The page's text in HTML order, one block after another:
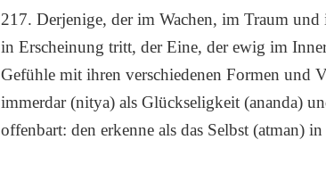
217. Derjenige, der im Wachen, im Traum
in Erscheinung tritt, der Eine, der ewig im
Gefühle mit ihren verschiedenen Formen und
immerdar (nitya) als Glückseligkeit (ananda)
offenbart: den erkenne als das Selbst (atman)